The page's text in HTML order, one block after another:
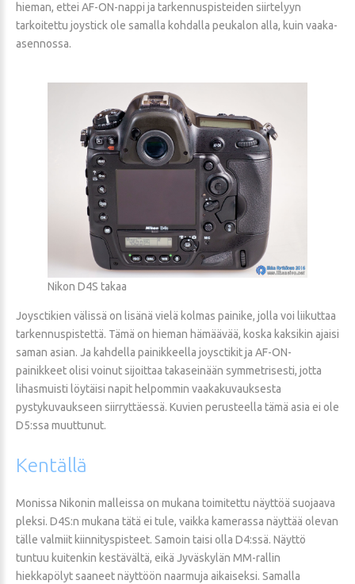
hieman, ettei AF-ON-nappi ja tarkennuspisteiden siirtelyyn
tarkoitettu joystick ole samalla kohdalla peukalon alla, kuin vaaka-
asennossa.
Nikon D4S takaa
Joysctikien välissä on lisänä vielä kolmas painike, jolla voi liikuttaa
tarkennuspistettä. Tämä on hieman hämäävää, koska kaksikin ajaisi
saman asian. Ja kahdella painikkeella joysctikit ja AF-ON-
painikkeet olisi voinut sijoittaa takaseinään symmetrisesti, jotta
lihasmuisti löytäisi napit helpommin vaakakuvauksesta
pystykuvaukseen siirryttäessä. Kuvien perusteella tämä asia ei ole
D5:ssa muuttunut.
Kentällä
Monissa Nikonin malleissa on mukana toimitettu näyttöä suojaava
pleksi. D4S:n mukana tätä ei tule, vaikka kamerassa näyttää olevan
tälle valmiit kiinnityspisteet. Samoin taisi olla D4:ssä. Näyttö
tuntuu kuitenkin kestävältä, eikä Jyväskylän MM-rallin
hiekkapölyt saaneet näyttöön naarmuja aikaiseksi. Samalla